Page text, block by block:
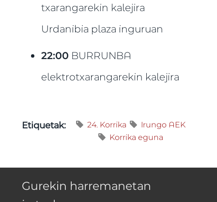
txarangarekin kalejira
Urdanibia plaza inguruan
22:00 BURRUNBA
elektrotxarangarekin kalejira
Etiquetak: 24. Korrika
Irungo AEK
Korrika eguna
Gurekin harremanetan